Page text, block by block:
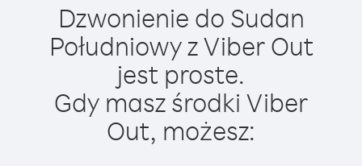
Dzwonienie do Sudan
Południowy z Viber Out
jest proste.
Gdy masz środki Viber
Out, możesz: